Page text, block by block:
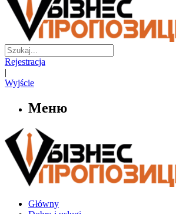
Rejestracja
|
Wyjście
Меню
Główny